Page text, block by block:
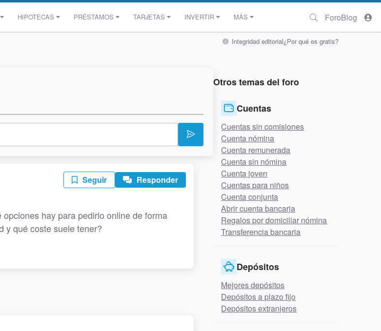
HIPOTECAS PRÉSTAMOS TARJETAS INVERTIR MÁS ForoBlog
Integridad editorial¿Por qué es gratis?
Seguir Responder
hay para pedirlo online de forma
y qué coste suele tener?
Otros temas del foro
Cuentas
Cuentas sin comisiones
Cuenta nómina
Cuenta remunerada
Cuenta sin nómina
Cuenta joven
Cuentas para niños
Cuenta conjunta
Abrir cuenta bancaria
Regalos por domiciliar nómina
Transferencia bancaria
Depósitos
Mejores depósitos
Depósitos a plazo fijo
Depósitos extranjeros